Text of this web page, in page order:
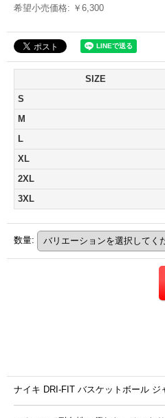
希望小売価格: ￥6,300
SIZE
S
M
L
XL
2XL
3XL
数量:
ナイキ DRI-FIT バスケットボール ジ